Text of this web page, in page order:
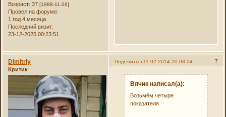
Возраст: 37[1988-11-26]
Провел на форуме:
1 год 4 месяца
Последний визит:
23-12-2025 00:23:51
Поделиться 7
11-02-2014 20:03:24
Dimitriy
Критик
Вячик написал(а):
Возьмём четыре
показателя